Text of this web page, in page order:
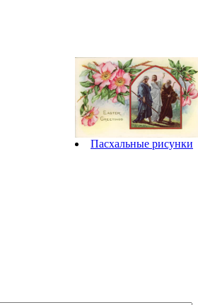
Пасхальные рисунки